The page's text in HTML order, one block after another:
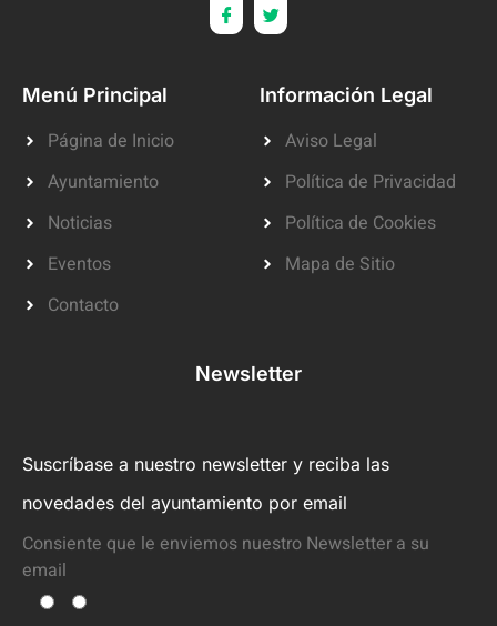
Menú Principal
Página de Inicio
Ayuntamiento
Noticias
Eventos
Contacto
Información Legal
Aviso Legal
Política de Privacidad
Política de Cookies
Mapa de Sitio
Newsletter
Suscríbase a nuestro newsletter y reciba las
novedades del ayuntamiento por email
Consiente que le enviemos nuestro Newsletter a su
email